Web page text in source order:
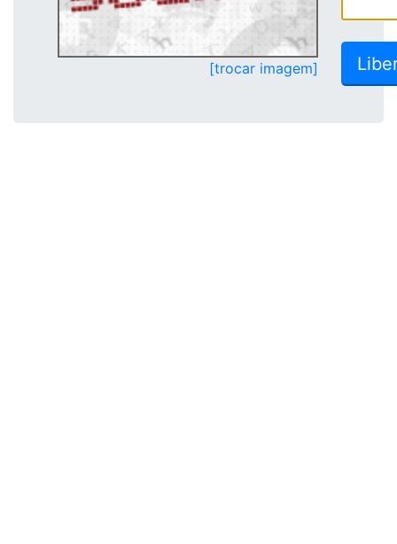
[trocar imagem]